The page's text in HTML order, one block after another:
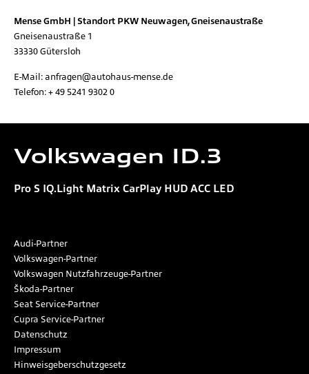
Mense GmbH | Standort PKW Neuwagen, Gneisenaustraße
Gneisenaustraße 1
33330 Gütersloh
E-Mail: anfragen@autohaus-mense.de
Telefon: + 49 5241 9302 0
Volkswagen ID.3
Pro S IQ.Light Matrix CarPlay HUD ACC LED
Audi-Partner
Volkswagen-Partner
Volkswagen Nutzfahrzeuge-Partner
Škoda-Partner
Seat Service-Partner
Cupra Service-Partner
Datenschutz
Impressum
Hinweisgeberschutzgesetz